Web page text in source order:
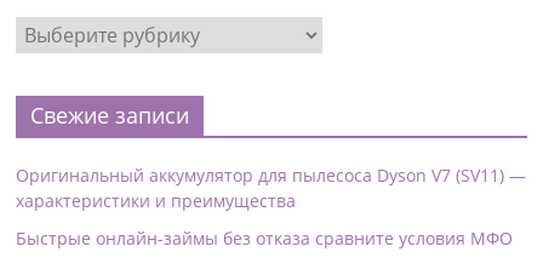
Свежие записи
Оригинальный аккумулятор для пылесоса Dyson V7 (SV11) —
характеристики и преимущества
Быстрые онлайн-займы без отказа сравните условия МФО